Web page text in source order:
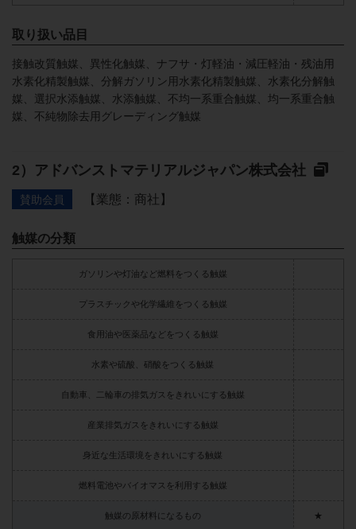
取り扱い品目
接触改質触媒、異性化触媒、ナフサ・灯軽油・減圧軽油・残油用
水素化精製触媒、分解ガソリン用水素化精製触媒、水素化分解触
媒、選択水添触媒、水添触媒、不均一系重合触媒、均一系重合触
媒、不純物除去用グレーディング触媒
アドバンストマテリアルジャパン株式会社
賛助会員 【業態：商社】
触媒の分類
ガソリンや灯油など燃料をつくる触媒
プラスチックや化学繊維をつくる触媒
食用油や医薬品などをつくる触媒
水素や硫酸、硝酸をつくる触媒
自動車、二輪車の排気ガスをきれいにする触媒
産業排気ガスをきれいにする触媒
身近な生活環境をきれいにする触媒
燃料電池やバイオマスを利用する触媒
触媒の原材料になるもの ★